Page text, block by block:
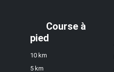
Course à
pied
10 km
5 km